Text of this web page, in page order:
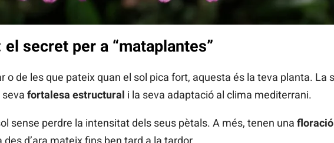
secret per a “mataplantes”
o de les que pateix quan el sol pica fort, aquesta és la teva planta. La
fortalesa estructural i la seva adaptació al clima mediterrani.
sense perdre la intensitat dels seus pètals. A més, tenen una
d’ara mateix fins ben tard a la tardor.